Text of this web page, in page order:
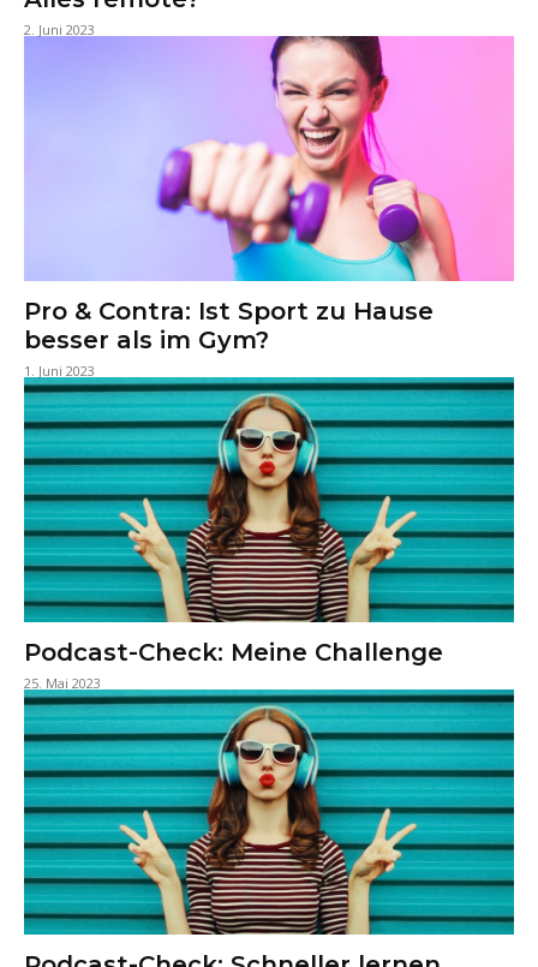
2. Juni 2023
Pro & Contra: Ist Sport zu Hause
besser als im Gym?
1. Juni 2023
Podcast-Check: Meine Challenge
25. Mai 2023